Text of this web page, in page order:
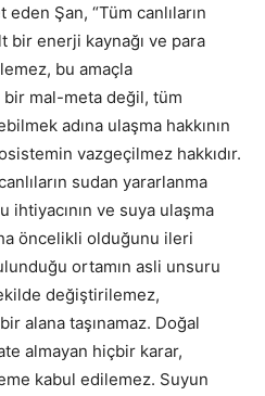
eden Şan, “Tüm canlıların
bir enerji kaynağı ve para
bu amaçla
mal-meta değil, tüm
adına ulaşma hakkının
vazgeçilmez hakkıdır.
sudan yararlanma
ihtiyacının ve suya ulaşma
öncelikli olduğunu ileri
ortamın asli unsuru
değiştirilemez,
alana taşınamaz. Doğal
almayan hiçbir karar,
kabul edilemez. Suyun